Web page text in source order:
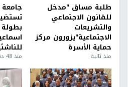
طلبة مساق "مدخل
للقانون الاجتماعي
والتشريعات
الاجتماعية"يزورون مركز
حماية الأسرة
منذ ثانية
جامعة
منذ 48 دقيقة